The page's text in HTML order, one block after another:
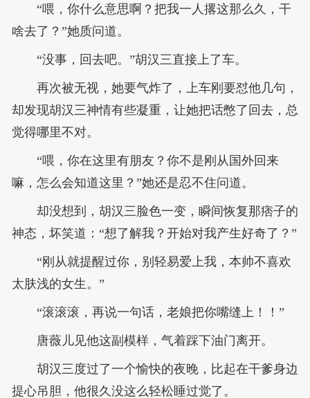
“喂，你什么意思啊？把我一人撂这那么久，干
啥去了？”她质问道。
“没事，回去吧。”胡汉三直接上了车。
再次被无视，她要气炸了，上车刚要怼他几句，
却发现胡汉三神情有些凝重，让她把话憋了回去，总
觉得哪里不对。
“喂，你在这里有朋友？你不是刚从国外回来
嘛，怎么会知道这里？”她还是忍不住问道。
却没想到，胡汉三脸色一变，瞬间恢复那痞子的
神态，坏笑道：“想了解我？开始对我产生好奇了？”
“刚从就提醒过你，别轻易爱上我，本帅不喜欢
太肤浅的女生。”
“滚滚滚，再说一句话，老娘把你嘴缝上！！”
唐薇儿见他这副模样，气着踩下油门离开。
胡汉三度过了一个愉快的夜晚，比起在干爹身边
提心吊胆，他很久没这么轻松睡过觉了。